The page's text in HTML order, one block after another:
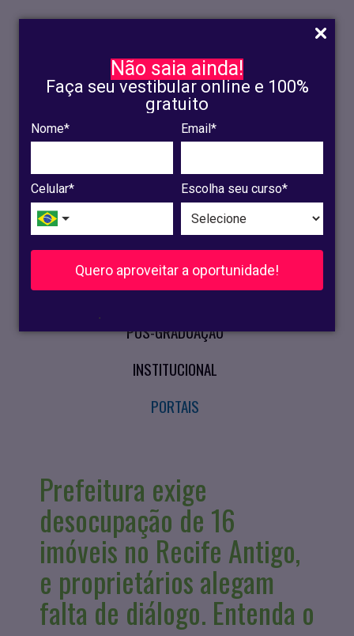
Não saia ainda!
Faça seu vestibular online e 100%
gratuito
Nome* Email*
Celular* Escolha seu curso*
Quero aproveitar a oportunidade!
.
INSCRIÇÃO
OLINDA
RECIFE
VESTIBULAR
CURSOS PRESENCIAIS
PÓS-GRADUAÇÃO
INSTITUCIONAL
PORTAIS
Prefeitura exige
desocupação de 16
imóveis no Recife Antigo,
e proprietários alegam
falta de diálogo. Entenda o